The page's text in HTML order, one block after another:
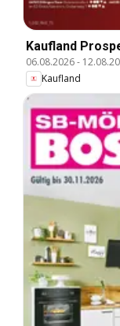
Kaufland
06.08.2026-
Kaufland